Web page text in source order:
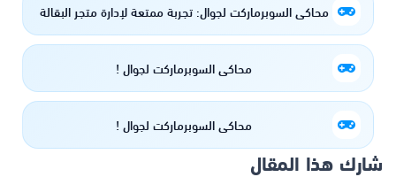
محاكي السوبرماركت لجوال: تجربة ممتعة لإدارة متجر البقالة
محاكي السوبرماركت لجوال !
محاكي السوبرماركت لجوال !
شارك هذا المقال